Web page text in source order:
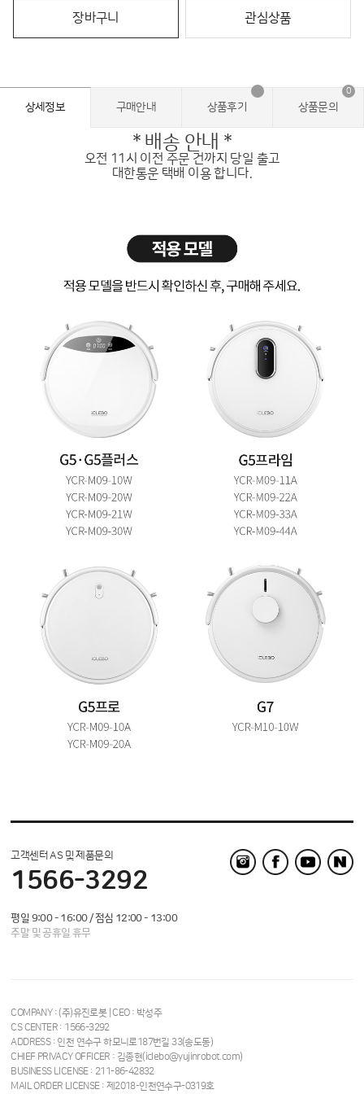
장바구니 관심상품
상세정보 구매안내 상품후기 상품문의
0
* 배송 안내 *
오전 11시 이전 주문 건까지 당일 출고
대한통운 택배 이용 합니다.
고객센터 AS 및 제품문의
1566-3292
평일 9:00 - 16:00 / 점심 12:00 - 13:00
주말 및 공휴일 휴무
COMPANY : (주)유진로봇 | CEO : 박성주
CS CENTER : 1566-3292
ADDRESS : 인천 연수구 하모니로187번길 33(송도동)
CHIEF PRIVACY OFFICER : 김종현(iclebo@yujinrobot.com)
BUSINESS LICENSE : 211-86-42832
MAIL ORDER LICENSE : 제2018-인천연수구-0319호